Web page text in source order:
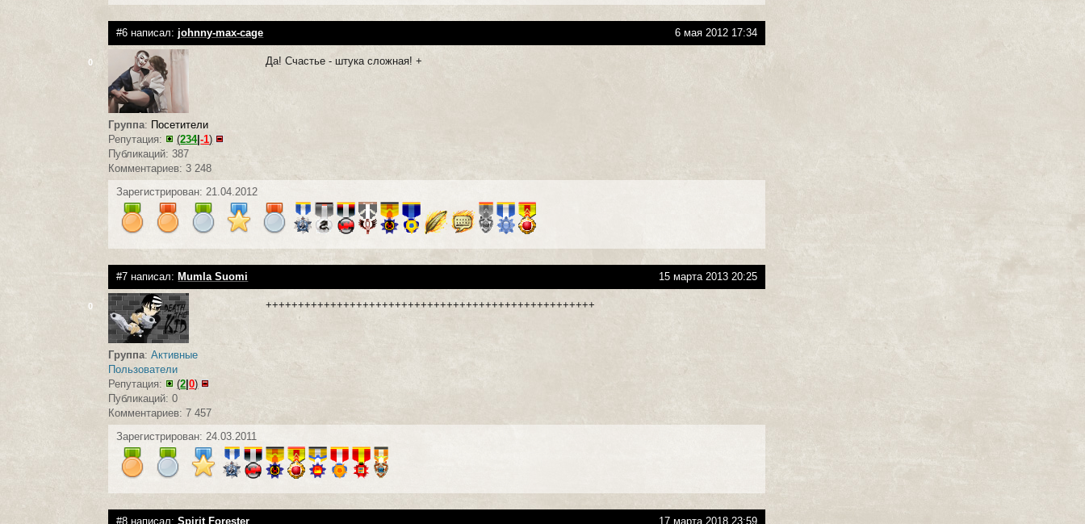
#6 написал: johnny-max-cage 6 мая 2012 17:34
0
Группа: Посетители
Репутация:
(234|-1)
Публикаций: 387
Комментариев: 3 248
Да! Счастье - штука сложная! +
Зарегистрирован: 21.04.2012
#7 написал:Mumla Suomi 15 марта 2013 20:25
0
Группа:Активные
Пользователи
Репутация:
(2|0)
Публикаций: 0
Комментариев: 7 457
+++++++++++++++++++++++++++++++++++++++++++++++++++
Зарегистрирован: 24.03.2011
#8 написал:Spirit Forester 17 марта 2018 23:59